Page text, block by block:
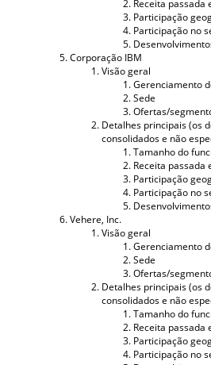
Receita passada
Participação
Participação no
Corporação IBM
Visão geral
Gerenciamento
Sede
Ofertas/
Detalhes principais (os
consolidados e não
Tamanho do
Receita passada
Participação
Participação no
Vehere, Inc.
Visão geral
Gerenciamento
Sede
Ofertas/
Detalhes principais (os
consolidados e não
Tamanho do
Receita passada
Participação
Participação no